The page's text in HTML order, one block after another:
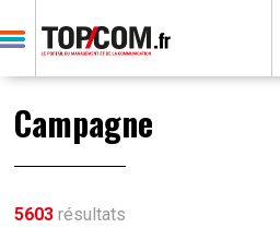
Campagne
5603 résultats